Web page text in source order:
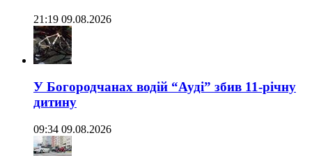
21:19 09.08.2026
У Богородчанах водій “Ауді” збив 11-річну
дитину
09:34 09.08.2026